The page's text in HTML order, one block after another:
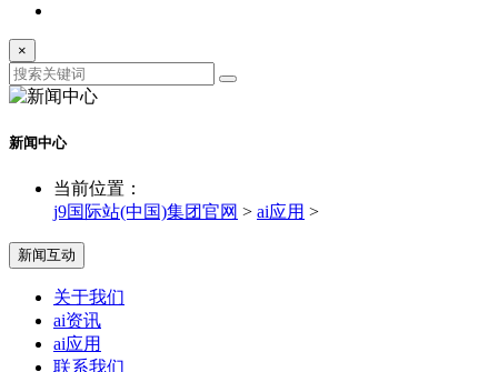
×
新闻中心
当前位置：
j9国际站(中国)集团官网 > ai应用 >
新闻互动
关于我们
ai资讯
ai应用
联系我们